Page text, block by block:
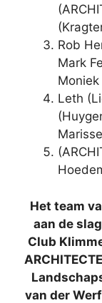
Rob
Mark
Moniek
Leth
Het team
aan de
Club
van der